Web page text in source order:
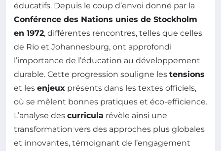
éducatifs. Depuis le coup d’envoi donné par la
Conférence des Nations unies de Stockholm
en 1972, différentes rencontres, telles que celles
de Rio et Johannesburg, ont approfondi
l’importance de l’éducation au développement
durable. Cette progression souligne les tensions
et les enjeux présents dans les textes officiels,
où se mêlent bonnes pratiques et éco-efficience.
L’analyse des curricula révèle ainsi une
transformation vers des approches plus globales
et innovantes, témoignant de l’engagement